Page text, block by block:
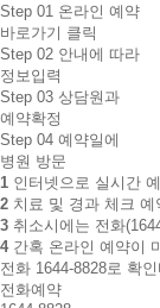
Step 01 온라인 예약
바로가기 클릭
Step 02 안내에 따라
정보입력
Step 03 상담원과
예약확정
Step 04 예약일에
병원 방문
1 인터넷으로 실시간
2 치료 및 경과 체크
3 취소시에는 전화
4 간혹 온라인 예약이
전화 1644-8828로 확
전화예약